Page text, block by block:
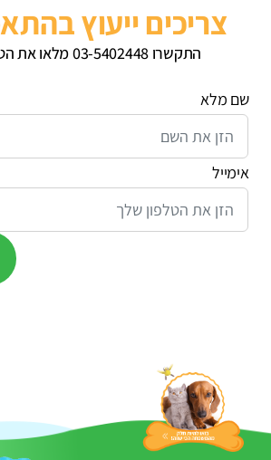
צריכים ייעוץ
התקשרו 03-5402448 מלאו את הטופס ושילחו
שם מלא
אימייל